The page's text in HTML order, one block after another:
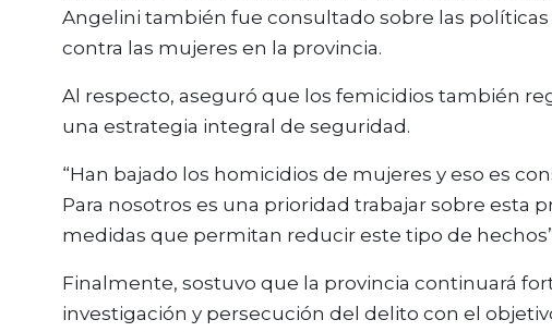
Angelini también fue consultado sobre las
contra las mujeres en la provincia.
Al respecto, aseguró que los femicidios también
una estrategia integral de seguridad.
“Han bajado los homicidios de mujeres y eso es
Para nosotros es una prioridad trabajar sobre esta
medidas que permitan reducir este tipo de
Finalmente, sostuvo que la provincia continuará
investigación y persecución del delito con el